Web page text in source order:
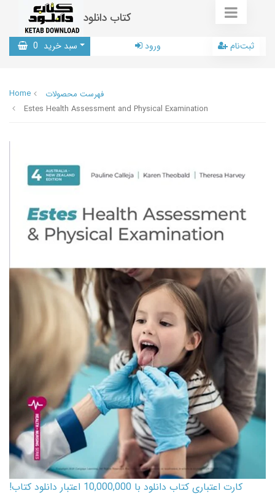
کتاب دانلود
سبد خرید 0 ورود ثبت‌نام
Home
فهرست محصولات
Estes Health Assessment and Physical Examination
کارت اعتباری کتاب دانلود با 10,000,000 اعتبار دانلود کتاب!